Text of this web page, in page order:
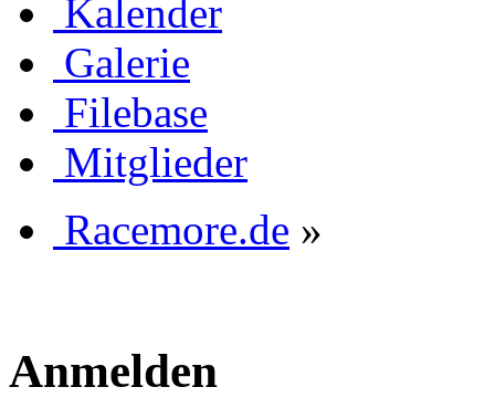
Kalender
Galerie
Filebase
Mitglieder
Racemore.de »
Anmelden